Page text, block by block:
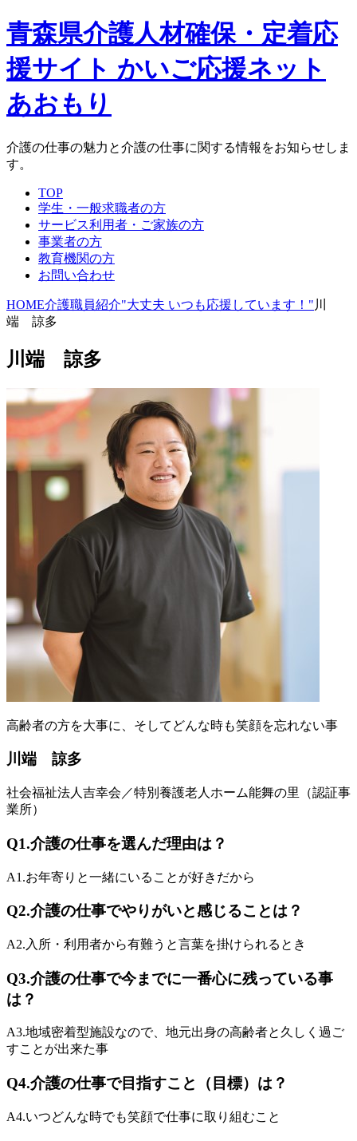
青森県介護人材確保・定着応
援サイト かいご応援ネット
あおもり
介護の仕事の魅力と介護の仕事に関する情報をお知らせしま
す。
TOP
学生・一般求職者の方
サービス利用者・ご家族の方
事業者の方
教育機関の方
お問い合わせ
HOME介護職員紹介"大丈夫 いつも応援しています！" 川
端 諒多
川端 諒多
高齢者の方を大事に、そしてどんな時も笑顔を忘れない事
川端 諒多
社会福祉法人吉幸会／特別養護老人ホーム能舞の里（認証事
業所）
Q1.介護の仕事を選んだ理由は？
A1.お年寄りと一緒にいることが好きだから
Q2.介護の仕事でやりがいと感じることは？
A2. 入所・利用者から有難うと言葉を掛けられるとき
Q3.介護の仕事で今までに一番心に残っている事
は？
A3.地域密着型施設なので、地元出身の高齢者と久しく過ご
すことが出来た事
Q4.介護の仕事で目指すこと（目標）は？
A4.いつどんな時でも笑顔で仕事に取り組むこと